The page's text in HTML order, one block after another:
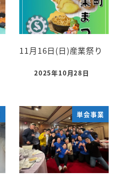
11月16日(日)産業祭り
2025年10月28日
単会事業